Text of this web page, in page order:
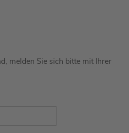
melden Sie sich bitte mit Ihrer